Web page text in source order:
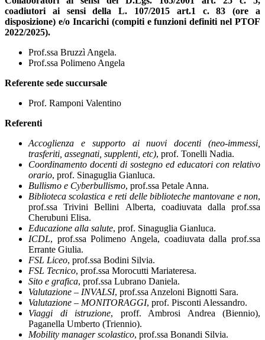
coadiutori ai sensi della L. 107/2015 art.1 c. 83 (ore a
disposizione) e/o Incarichi (compiti e funzioni definiti nel PTOF
2022/2025).
Prof.ssa Bruzzì Angela.
Prof.ssa Polimeno Angela
Referente sede succursale
Prof. Ramponi Valentino
Referenti
Accoglienza e supporto ai nuovi docenti (neo-immessi,
trasferiti, assegnati, supplenti, etc), prof. Tonelli Nadia.
Coordinamento docenti di sostegno ed educatori con relativo
orario, prof. Sinaguglia Gianluca.
Bullismo e Cyberbullismo, prof.ssa Petale Anna.
Biblioteca scolastica e reti delle biblioteche mantovane e non,
prof.ssa Trivini Bellini Alberta, coadiuvata dalla prof.ssa
Cherubuni Elisa.
Educazione alla salute, prof. Sinaguglia Gianluca.
ICDL, prof.ssa Polimeno Angela, coadiuvata dalla prof.ssa
Errante Giulia.
FSL Liceo, prof.ssa Bodini Silvia.
FSL Tecnico, prof.ssa Morocutti Mariateresa.
Sito e grafica, prof.ssa Lubrano Daniela.
Valutazione – INVALSI, prof.ssa Anzeloni Bignotti Sara.
Valutazione – MONITORAGGI, prof. Pisconti Alessandro.
Viaggi di istruzione, proff. Ambrosi Andrea (Biennio),
Paganella Umberto (Triennio).
Mobility manager scolastico, prof.ssa Bonandi Silvia.